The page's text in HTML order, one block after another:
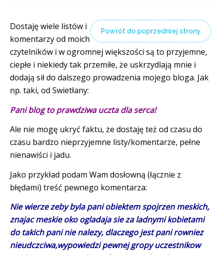
Powrót do poprzedniej strony
Dostaję wiele listów i
komentarzy od moich
czytelników i w ogromnej większości są to przyjemne,
ciepłe i niekiedy tak przemiłe, że uskrzydlają mnie i
dodają sił do dalszego prowadzenia mojego bloga. Jak
np. taki, od Swietłany:
Pani blog to prawdziwa uczta dla serca!
Ale nie mogę ukryć faktu, że dostaję też od czasu do
czasu bardzo nieprzyjemne listy/komentarze, pełne
nienawiści i jadu.
Jako przykład podam Wam dosłowną (łącznie z
błędami) treść pewnego komentarza:
Nie wierze zeby byla pani obiektem spojrzen meskich,
znajac meskie oko ogladaja sie za ladnymi kobietami
do takich pani nie nalezy, dlaczego jest pani rowniez
nieudczciwa,wypowiedzi pewnej gropy uczestnikow